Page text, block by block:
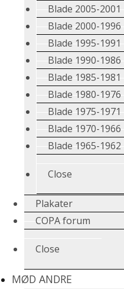
Blade 2005-2001
Blade 2000-1996
Blade 1995-1991
Blade 1990-1986
Blade 1985-1981
Blade 1980-1976
Blade 1975-1971
Blade 1970-1966
Blade 1965-1962
Close
Plakater
COPA forum
Close
MØD ANDRE